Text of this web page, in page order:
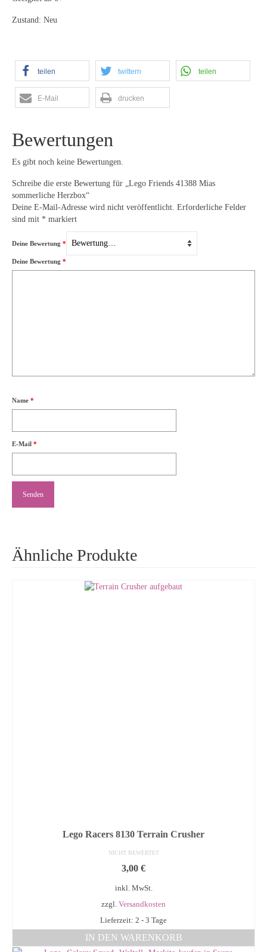
Zustand: Neu
teilen twittern teilen
E-Mail drucken
Bewertungen
Es gibt noch keine Bewertungen.
Schreibe die erste Bewertung für „Lego Friends 41388 Mias
sommerliche Herzbox“
Deine E-Mail-Adresse wird nicht veröffentlicht. Erforderliche Felder
sind mit * markiert
Deine Bewertung *
Deine Bewertung *
Name *
E-Mail *
Ähnliche Produkte
Lego Racers 8130 Terrain Crusher
NICHT BEWERTET
3,00 €
inkl. MwSt.
zzgl. Versandkosten
Lieferzeit: 2 - 3 Tage
IN DEN WARENKORB